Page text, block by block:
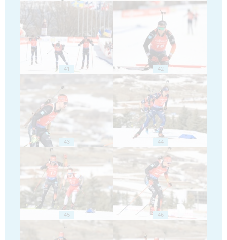
41 42
43 44
45 46